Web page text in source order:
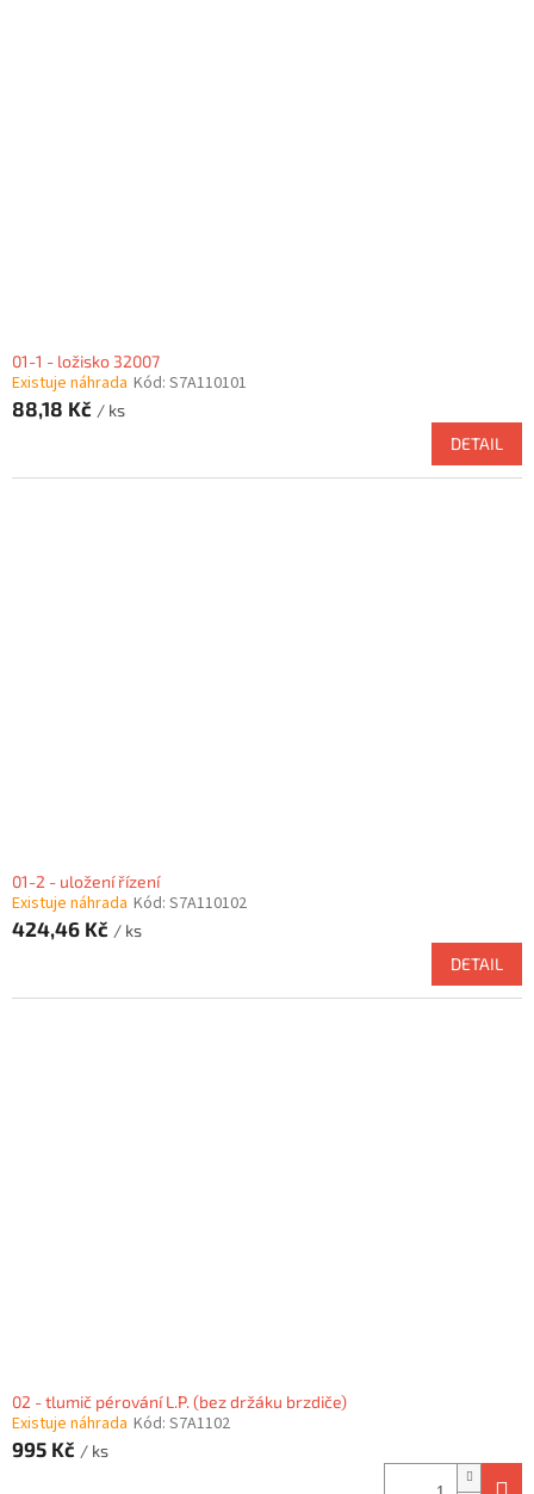
01-1 - ložisko 32007
Existuje náhrada Kód: S7A110101
88,18 Kč / ks
DETAIL
01-2 - uložení řízení
Existuje náhrada Kód: S7A110102
424,46 Kč / ks
DETAIL
02 - tlumič pérování L.P. (bez držáku brzdiče)
Existuje náhrada Kód: S7A1102
995 Kč / ks